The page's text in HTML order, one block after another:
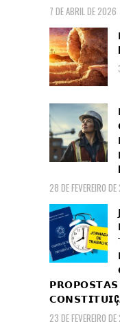
7 DE ABRIL DE 2026
28 DE FEVEREIRO
23 DE FEVEREIRO